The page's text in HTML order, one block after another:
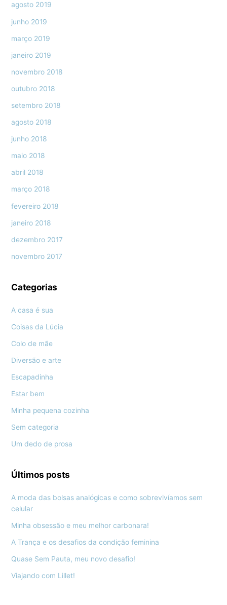
agosto 2019
junho 2019
março 2019
janeiro 2019
novembro 2018
outubro 2018
setembro 2018
agosto 2018
junho 2018
maio 2018
abril 2018
março 2018
fevereiro 2018
janeiro 2018
dezembro 2017
novembro 2017
Categorias
A casa é sua
Coisas da Lúcia
Colo de mãe
Diversão e arte
Escapadinha
Estar bem
Minha pequena cozinha
Sem categoria
Um dedo de prosa
Últimos posts
A moda das bolsas analógicas e como sobrevivíamos sem
celular
Minha obsessão e meu melhor carbonara!
A Trança e os desafios da condição feminina
Quase Sem Pauta, meu novo desafio!
Viajando com Lillet!